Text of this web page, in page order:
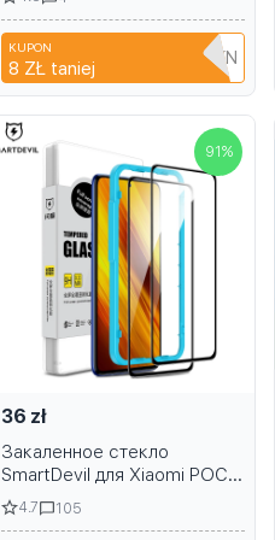
Xiaomi Mi Pad Protector
2023 11in
KUPON
8 ZŁ taniej N2AQEDC511KN
91 %
36 zł
Закаленное стекло
SmartDevil для Xiaomi POCO
X6 Pro F5 X5 Pro F3 F4 F6
Pro X3 Pro
4.7 105